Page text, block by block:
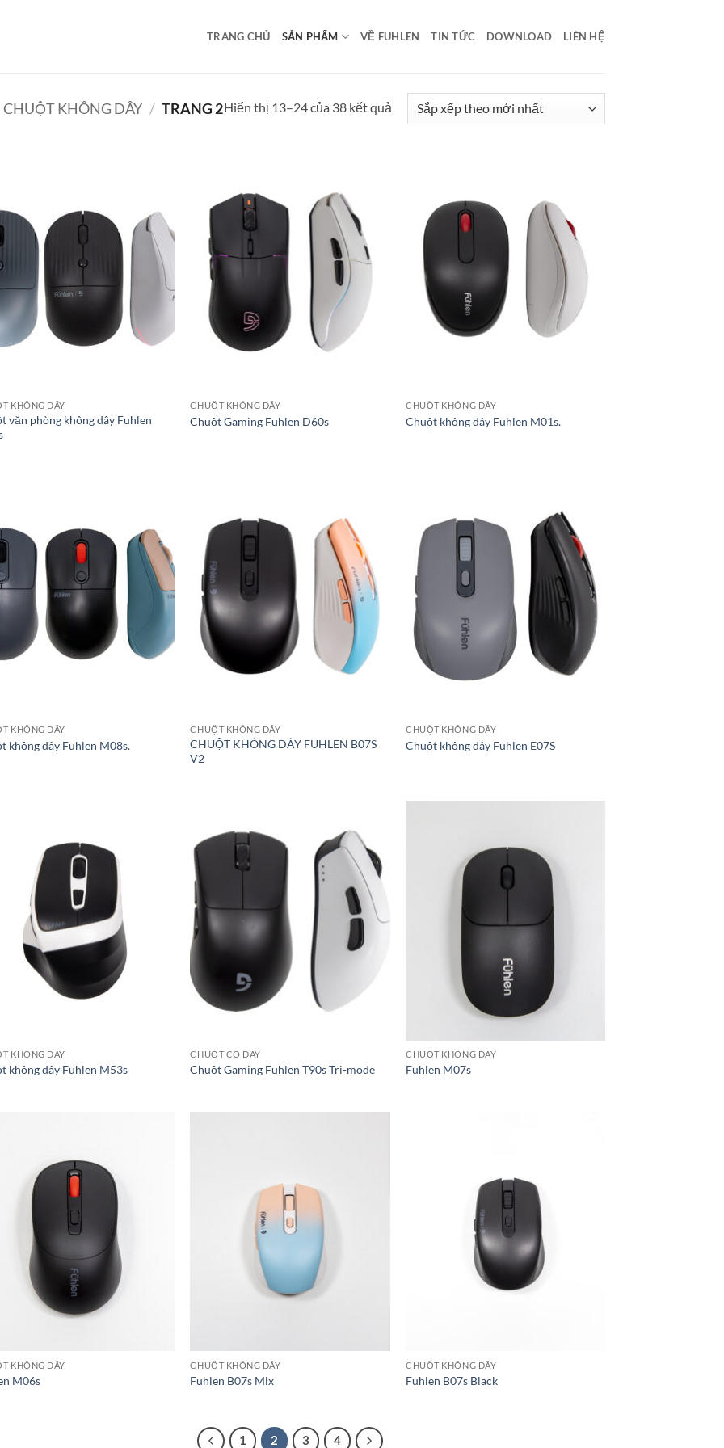
TRANG CHỦ SẢN PHẨM VỀ FUHLEN TIN TỨC DOWNLOAD LIÊN HỆ
CHUỘT KHÔNG DÂY / TRANG 2Hiển thị 13–24 của 38 kết quảĐã
sắp
KHÔNG DÂY
văn phòng không dây Fuhlen
CHUỘT KHÔNG DÂY
Chuột Gaming Fuhlen D60s
CHUỘT KHÔNG DÂY
Chuột không dây Fuhlen M01s.
KHÔNG DÂY
không dây Fuhlen M08s.
CHUỘT KHÔNG DÂY
CHUỘT KHÔNG DÂY FUHLEN B07S
V2
CHUỘT KHÔNG DÂY
Chuột không dây Fuhlen E07S
KHÔNG DÂY
không dây Fuhlen M53s
CHUỘT CÓ DÂY
Chuột Gaming Fuhlen T90s Tri-mode
CHUỘT KHÔNG DÂY
Fuhlen M07s
KHÔNG DÂY
M06s
CHUỘT KHÔNG DÂY
Fuhlen B07s Mix
CHUỘT KHÔNG DÂY
Fuhlen B07s Black
1 2 3 4